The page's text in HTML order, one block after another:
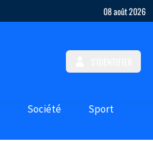
08 août 2026
Société Sport